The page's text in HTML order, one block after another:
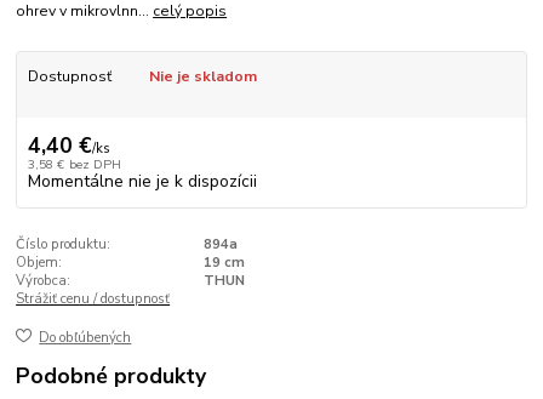
ohrev v mikrovlnn... celý popis
Dostupnosť Nie je skladom
4,40 €/ks
3,58 € bez DPH
Momentálne nie je k dispozícii
Číslo produktu:
894a
Objem:
19 cm
Výrobca:
THUN
Strážiť cenu / dostupnosť
Do obľúbených
Podobné produkty